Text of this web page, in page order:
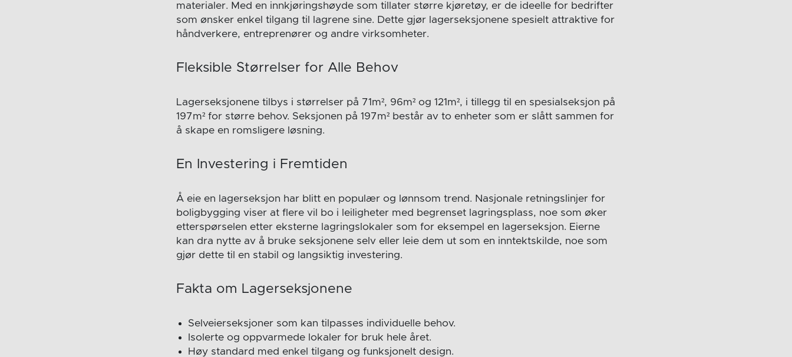
materialer. Med en innkjøringshøyde som tillater større kjøretøy, er de ideelle for bedrifter
som ønsker enkel tilgang til lagrene sine. Dette gjør lagerseksjonene spesielt attraktive for
håndverkere, entreprenører og andre virksomheter.
Fleksible Størrelser for Alle Behov
Lagerseksjonene tilbys i størrelser på 71m², 96m² og 121m², i tillegg til en spesialseksjon på
197m² for større behov. Seksjonen på 197m² består av to enheter som er slått sammen for
å skape en romsligere løsning.
En Investering i Fremtiden
Å eie en lagerseksjon har blitt en populær og lønnsom trend. Nasjonale retningslinjer for
boligbygging viser at flere vil bo i leiligheter med begrenset lagringsplass, noe som øker
etterspørselen etter eksterne lagringslokaler som for eksempel en lagerseksjon. Eierne
kan dra nytte av å bruke seksjonene selv eller leie dem ut som en inntektskilde, noe som
gjør dette til en stabil og langsiktig investering.
Fakta om Lagerseksjonene
Selveierseksjoner som kan tilpasses individuelle behov.
Isolerte og oppvarmede lokaler for bruk hele året.
Høy standard med enkel tilgang og funksjonelt design.